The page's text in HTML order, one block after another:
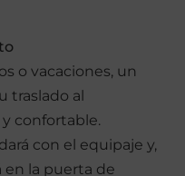
o vacaciones, un
traslado al
confortable.
con el equipaje y,
en la puerta de